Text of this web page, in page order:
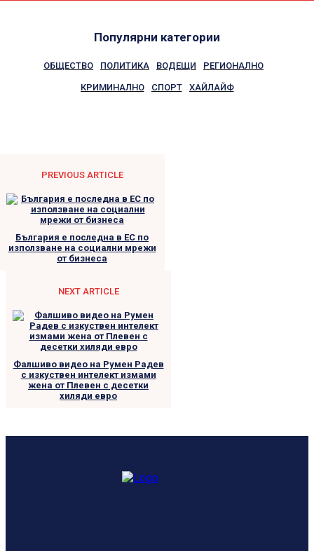
Популярни категории
ОБЩЕСТВО ПОЛИТИКА ВОДЕЩИ РЕГИОНАЛНО
КРИМИНАЛНО СПОРТ ХАЙЛАЙФ
PREVIOUS ARTICLE
България е последна в ЕС по
използване на социални мрежи
от бизнеса
NEXT ARTICLE
Фалшиво видео на Румен Радев
с изкуствен интелект измами
жена от Плевен с десетки
хиляди евро